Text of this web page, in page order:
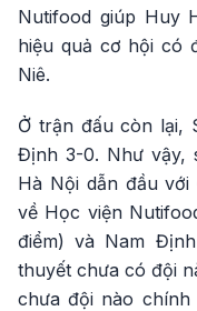
Nutifood giúp Huy
hiệu quả cơ hội có
Niê.
Ở trận đấu còn lại,
Định 3-0. Như vậy,
Hà Nội dẫn đầu
về Học viện
điểm) và Nam
thuyết chưa có đội
chưa đội nào